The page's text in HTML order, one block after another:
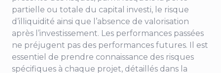
partielle ou totale du capital investi, le risque
d’illiquidité ainsi que l’absence de valorisation
après l’investissement. Les performances passées
ne préjugent pas des performances futures. Il est
essentiel de prendre connaissance des risques
spécifiques à chaque projet, détaillés dans la